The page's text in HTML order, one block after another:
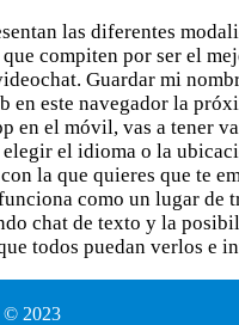
las diferentes
compiten por ser el
Guardar mi
en este navegador la
en el móvil, vas a tener
el idioma o la
la que quieres que te
como un lugar de
chat de texto y la
todos puedan verlos e
© 2023